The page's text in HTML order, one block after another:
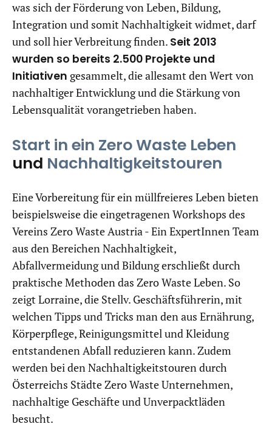
was sich der Förderung von Leben, Bildung,
Integration und somit Nachhaltigkeit widmet, darf
und soll hier Verbreitung finden. Seit 2013
wurden so bereits 2.500 Projekte und
Initiativen gesammelt, die allesamt den Wert von
nachhaltiger Entwicklung und die Stärkung von
Lebensqualität vorangetrieben haben.
Start in ein Zero Waste Leben
und Nachhaltigkeitstouren
Eine Vorbereitung für ein müllfreieres Leben bieten
beispielsweise die eingetragenen Workshops des
Vereins Zero Waste Austria - Ein ExpertInnen Team
aus den Bereichen Nachhaltigkeit,
Abfallvermeidung und Bildung erschließt durch
praktische Methoden das Zero Waste Leben. So
zeigt Lorraine, die Stellv. Geschäftsführerin, mit
welchen Tipps und Tricks man den aus Ernährung,
Körperpflege, Reinigungsmittel und Kleidung
entstandenen Abfall reduzieren kann. Zudem
werden bei den Nachhaltigkeitstouren durch
Österreichs Städte Zero Waste Unternehmen,
nachhaltige Geschäfte und Unverpacktläden
besucht.